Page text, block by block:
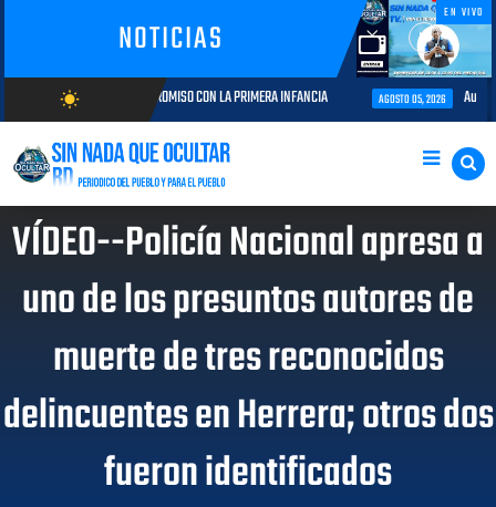
NOTICIAS
EN VIVO
wb_sunny
AGOSTO/9/2026
Y COMPROMISO CON LA PRIMERA INFANCIA AGOSTO 05, 2026 Autoridades del
VÍDEO--Policía Nacional apresa a
uno de los presuntos autores de
muerte de tres reconocidos
delincuentes en Herrera; otros dos
fueron identificados